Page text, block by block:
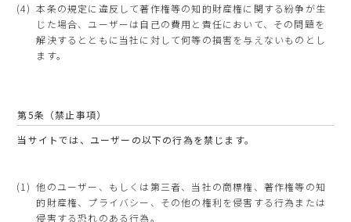
本条の規定に違反して著作権等の知的財産権に関する紛争が生
じた場合、ユーザーは自己の費用と責任において、その問題を
解決するとともに当社に対して何等の損害を与えないものとし
ます。
第5条（禁止事項）
当サイトでは、ユーザーの以下の行為を禁じます。
他のユーザー、もしくは第三者、当社の商標権、著作権等の知
的財産権、プライバシー、その他の権利を侵害する行為または
侵害する恐れのある行為。